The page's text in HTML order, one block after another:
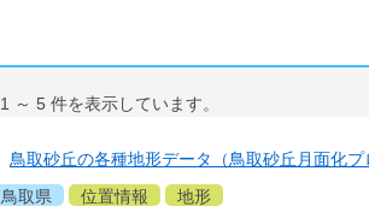
1 ～ 5 件を表示しています。
鳥取砂丘の各種地形データ（鳥取砂丘月面化
鳥取県 位置情報 地形